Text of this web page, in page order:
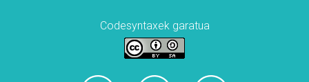
Codesyntaxek garatua